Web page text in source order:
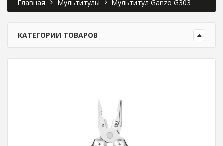
Главная Мультитулы Мультитул Ganzo G303
КАТЕГОРИИ ТОВАРОВ